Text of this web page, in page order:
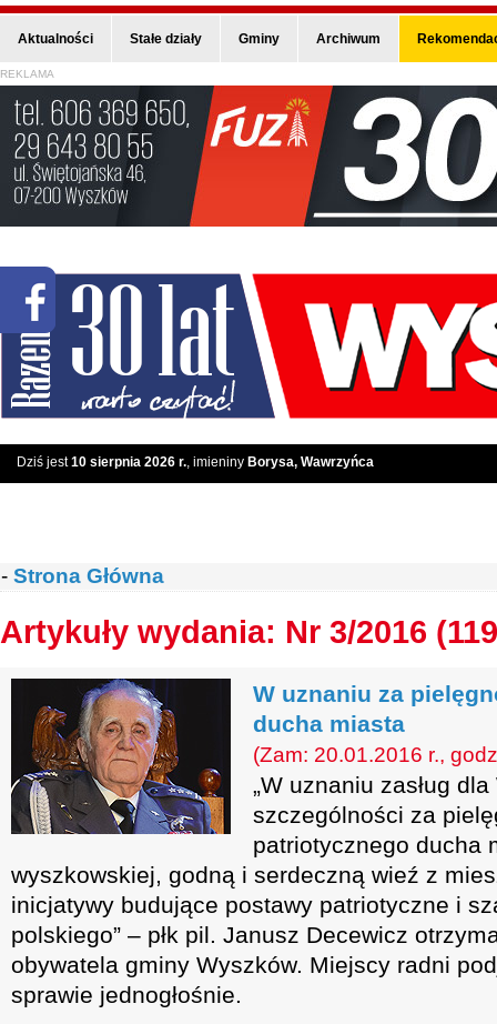
Aktualności Stałe działy Gminy Archiwum
REKLAMA
Dziś jest10 sierpnia 2026 r., imieniny Borysa, Wawrzyńca
- Strona Główna
Artykuły wydania: Nr 3/2016
W uznaniu za
ducha miasta
(Zam: 20.01.2016 r.,
„W uznaniu zasług
szczególności za
patriotycznego ducha
wyszkowskiej, godną i serdeczną wieź z
inicjatywy budujące postawy patriotyczne i
polskiego” – płk pil. Janusz Decewicz
obywatela gminy Wyszków. Miejscy radni
sprawie jednogłośnie.